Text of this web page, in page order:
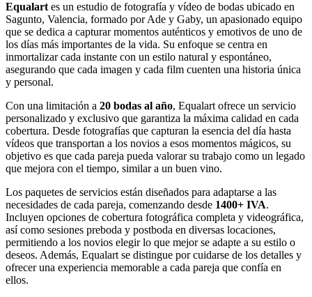
Equalartes un estudio de fotografía y vídeo de bodas ubicado en
Sagunto, Valencia, formado por Ade y Gaby, un apasionado equipo
que se dedica a capturar momentos auténticos y emotivos de uno de
los días más importantes de la vida. Su enfoque se centra en
inmortalizar cada instante con un estilo natural y espontáneo,
asegurando que cada imagen y cada film cuenten una historia única
y personal.
Con una limitación a 20 bodas al año, Equalart ofrece un servicio
personalizado y exclusivo que garantiza la máxima calidad en cada
cobertura. Desde fotografías que capturan la esencia del día hasta
vídeos que transportan a los novios a esos momentos mágicos, su
objetivo es que cada pareja pueda valorar su trabajo como un legado
que mejora con el tiempo, similar a un buen vino.
Los paquetes de servicios están diseñados para adaptarse a las
necesidades de cada pareja, comenzando desde 1400+ IVA.
Incluyen opciones de cobertura fotográfica completa y videográfica,
así como sesiones preboda y postboda en diversas locaciones,
permitiendo a los novios elegir lo que mejor se adapte a su estilo o
deseos. Además, Equalart se distingue por cuidarse de los detalles y
ofrecer una experiencia memorable a cada pareja que confía en
ellos.